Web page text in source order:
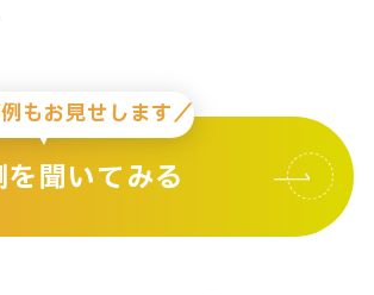
もお見せします／
聞いてみる